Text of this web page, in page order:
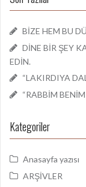
BİZE HEM BU
DİNE BİR ŞEY
EDİN.
“LAKIRDIYA
“RABBİM
Kategoriler
Anasayfa yazısı
ARŞİVLER